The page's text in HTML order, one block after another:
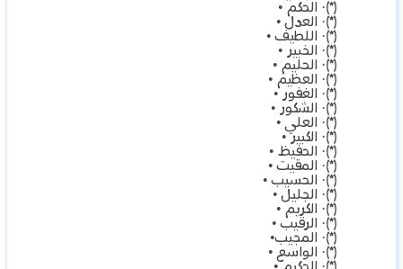
(*)· الحكم •
(*)· العدل •
(*)· اللطيف •
(*)· الخبير •
(*)· الحليم •
(*)· العظيم •
(*)· الغفور •
(*)· الشكور •
(*)· العلي •
(*)· الكبير •
(*)· الحفيظ •
(*)· المقيت •
(*)· الحسيب •
(*)· الجليل •
(*)· الكريم •
(*)· الرقيب •
(*)· المجيب•
(*)· الواسع •